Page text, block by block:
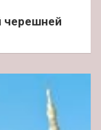
черешней